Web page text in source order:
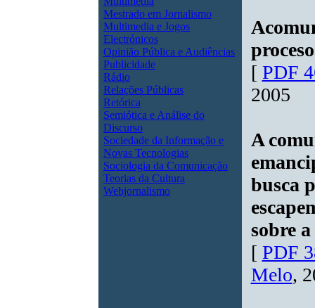
Mestrado em Jornalismo
Multimedia e Jogos
Electrónicos
Opinião Pública e Audiências
Publicidade
Rádio
Relações Públicas
Retórica
Semiótica e Análise do
Discurso
Sociedade da Informação e
Novas Tecnologias
Sociologia da Comunicação
Teorias da Cultura
Webjornalismo
[ PDF
2005
A
busca
sobre
[ PDF
Melo,